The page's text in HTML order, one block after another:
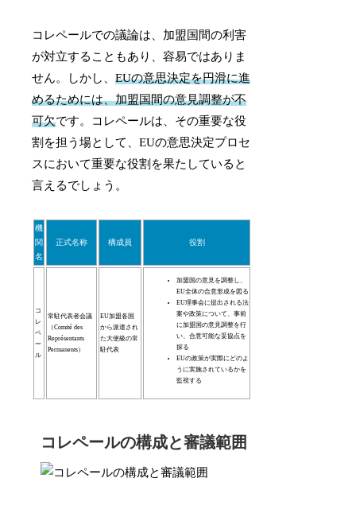
コレペールでの議論は、加盟国間の利害
が対立することもあり、容易ではありま
せん。しかし、EUの意思決定を円滑に進
めるためには、加盟国間の意見調整が不
可欠です。コレペールは、その重要な役
割を担う場として、EUの意思決定プロセ
スにおいて重要な役割を果たしていると
言えるでしょう。
機
関
名
正式名称 構成員 役割
コ
レ
ペ
ー
ル
常駐代表者会議
（Comité des
Représentants
Permanents）
EU加盟各国
から派遣され
た大使級の常
駐代表
加盟国の意見を調整し、
EU全体の合意形成を図る
EU理事会に提出される法
案や政策について、事前
に加盟国の意見調整を行
い、合意可能な妥協点を
探る
EUの政策が実際にどのよ
うに実施されているかを
監視する
コレペールの構成と審議範囲